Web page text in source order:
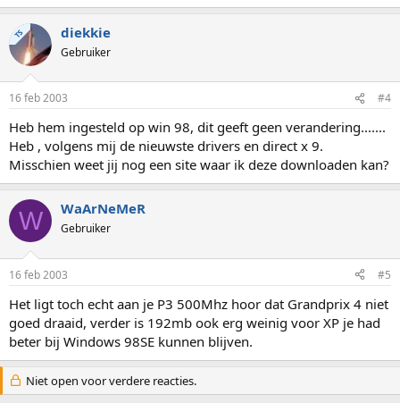
TS diekkie
Gebruiker
16 feb 2003 #4
Heb hem ingesteld op win 98, dit geeft geen verandering.......
Heb , volgens mij de nieuwste drivers en direct x 9.
Misschien weet jij nog een site waar ik deze downloaden kan?
W WaArNeMeR
Gebruiker
16 feb 2003 #5
Het ligt toch echt aan je P3 500Mhz hoor dat Grandprix 4 niet
goed draaid, verder is 192mb ook erg weinig voor XP je had
beter bij Windows 98SE kunnen blijven.
Niet open voor verdere reacties.